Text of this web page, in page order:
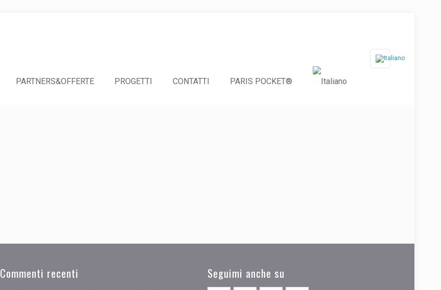
PARTNERS&OFFERTE PROGETTI CONTATTI PARIS POCKET®
Commenti recenti Seguimi anche su